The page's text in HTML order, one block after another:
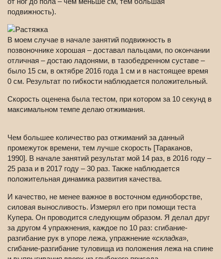
подвижность).
В моем случае в начале занятий подвижность в
позвоночнике хорошая – доставал пальцами, по окончании
отличная – достаю ладонями, в тазобедренном суставе –
было 15 см, в октябре 2016 года 1 см и в настоящее время
0 см. Результат по гибкости наблюдается положительный.
Скорость оценена была тестом, при котором за 10 секунд в
максимальном темпе делаю отжимания.
Чем большее количество раз отжиманий за данный
промежуток времени, тем лучше скорость [Тараканов,
1990]. В начале занятий результат мой 14 раз, в 2016 году –
25 раза и в 2017 году – 30 раз. Также наблюдается
положительная динамика развития качества.
И качество, не менее важное в восточном единоборстве,
силовая выносливость. Измерял его при помощи теста
Купера. Он проводится следующим образом. Я делал друг
за другом 4 упражнения, каждое по 10 раз: сгибание-
разгибание рук в упоре лежа, упражнение «складка»,
сгибание-разгибание туловища из положения лежа на спине